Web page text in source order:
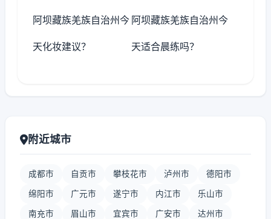
阿坝藏族羌族自治州今
天化妆建议？
阿坝藏族羌族自治州今
天适合晨练吗？
附近城市
成都市 自贡市 攀枝花市 泸州市 德阳市
绵阳市 广元市 遂宁市 内江市 乐山市
南充市 眉山市 宜宾市 广安市 达州市